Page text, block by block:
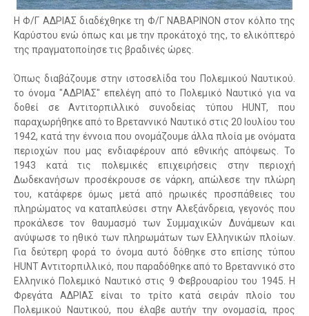
Η Φ/Γ ΑΔΡΙΑΣ διαδέχθηκε τη Φ/Γ ΝΑΒΑΡΙΝΟΝ στον κόλπο της
Καρύστου ενώ όπως και με την προκάτοχό της, το ελικόπτερό
της πραγματοποίησε τις βραδινές ώρες.
Όπως διαβάζουμε στην ιστοσελίδα του Πολεμικού Ναυτικού.
το όνομα "ΑΔΡΙΑΣ" επελέγη από το Πολεμικό Ναυτικό για να
δοθεί σε Αντιτορπιλλικό συνοδείας τύπου HUNT, που
παραχωρήθηκε από το Βρεταννικό Ναυτικό στις 20 Ιουλίου του
1942, κατά την έννοια που ονομάζουμε άλλα πλοία με ονόματα
περιοχών που μας ενδιαφέρουν από εθνικής απόψεως. To
1943 κατά τις πολεμικές επιχειρήσεις στην περιοχή
Δωδεκανήσων προσέκρουσε σε νάρκη, απώλεσε την πλώρη
του, κατάφερε όμως μετά από ηρωικές προσπάθειες του
πληρώματος να καταπλεύσει στην Αλεξάνδρεια, γεγονός που
προκάλεσε τον θαυμασμό των Συμμαχικών Δυνάμεων και
ανύψωσε το ηθικό των πληρωμάτων των Ελληνικών πλοίων.
Για δεύτερη φορά το όνομα αυτό δόθηκε στο επίσης τύπου
HUNT Αντιτορπιλλικό, που παραδόθηκε από το Βρεταννικό στο
Ελληνικό Πολεμικό Ναυτικό στις 9 Φεβρουαρίου του 1945. Η
Φρεγάτα ΑΔΡΙΑΣ είναι το τρίτο κατά σειράν πλοίο του
Πολεμικού Ναυτικού, που έλαβε αυτήν την ονομασία, προς